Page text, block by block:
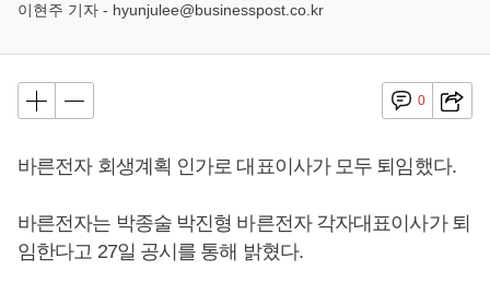
이현주 기자 - hyunjulee@businesspost.co.kr
0
바른전자 회생계획 인가로 대표이사가 모두 퇴임했다.
바른전자는 박종술 박진형 바른전자 각자대표이사가 퇴
임한다고 27일 공시를 통해 밝혔다.